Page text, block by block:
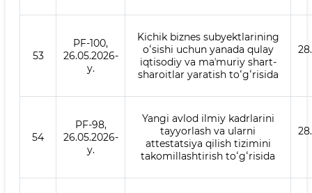
53
PF-100,
26.05.2026-
y.
Kichik biznes subyektlarining
oʻsishi uchun yanada qulay
iqtisodiy va maʼmuriy shart-
sharoitlar yaratish toʻgʻrisida
54
PF-98,
26.05.2026-
y.
Yangi avlod ilmiy kadrlarini
tayyorlash va ularni
attestatsiya qilish tizimini
takomillashtirish toʻgʻrisida